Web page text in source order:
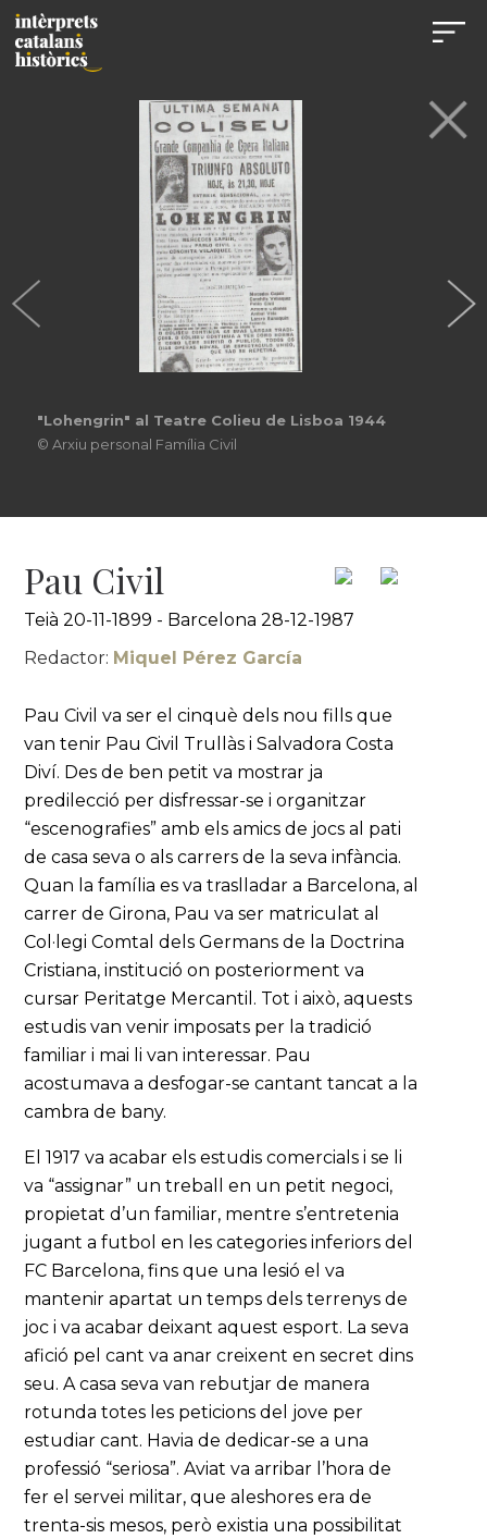
Pau Civil
Teià 20-11-1899 - Barcelona 28-12-1987
Redactor: Miquel Pérez García
Pau Civil va ser el cinquè dels nou fills que
van tenir Pau Civil Trullàs i Salvadora Costa
Diví. Des de ben petit va mostrar ja
predilecció per disfressar-se i organitzar
“escenografies” amb els amics de jocs al pati
de casa seva o als carrers de la seva infància.
Quan la família es va traslladar a Barcelona, al
carrer de Girona, Pau va ser matriculat al
Col·legi Comtal dels Germans de la Doctrina
Cristiana, institució on posteriorment va
cursar Peritatge Mercantil. Tot i això, aquests
estudis van venir imposats per la tradició
familiar i mai li van interessar. Pau
acostumava a desfogar-se cantant tancat a la
cambra de bany.
El 1917 va acabar els estudis comercials i se li
va “assignar” un treball en un petit negoci,
propietat d’un familiar, mentre s’entretenia
jugant a futbol en les categories inferiors del
FC Barcelona, fins que una lesió el va
mantenir apartat un temps dels terrenys de
joc i va acabar deixant aquest esport. La seva
afició pel cant va anar creixent en secret dins
seu. A casa seva van rebutjar de manera
rotunda totes les peticions del jove per
estudiar cant. Havia de dedicar-se a una
professió “seriosa”. Aviat va arribar l’hora de
fer el servei militar, que aleshores era de
trenta-sis mesos, però existia una possibilitat